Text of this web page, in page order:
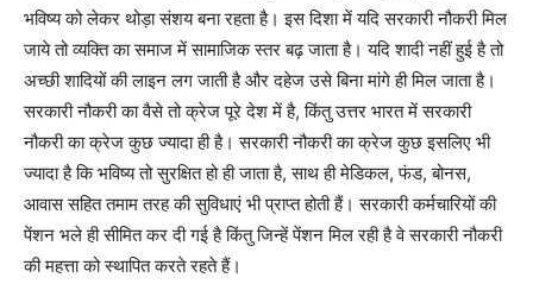
भविष्य को लेकर थोड़ा संशय बना रहता है। इस दिशा में यदि सरकारी नौकरी मिल
जाये तो व्यक्ति का समाज में सामाजिक स्तर बढ़ जाता है। यदि शादी नहीं हुई है तो
अच्छी शादियों की लाइन लग जाती है और दहेज उसे बिना मांगे ही मिल जाता है।
सरकारी नौकरी का वैसे तो क्रेज पूरे देश में है, किंतु उत्तर भारत में सरकारी
नौकरी का क्रेज कुछ ज्यादा ही है। सरकारी नौकरी का क्रेज कुछ इसलिए भी
ज्यादा है कि भविष्य तो सुरक्षित हो ही जाता है, साथ ही मेडिकल, फंड, बोनस,
आवास सहित तमाम तरह की सुविधाएं भी प्राप्त होती हैं। सरकारी कर्मचारियों की
पेंशन भले ही सीमित कर दी गई है किंतु जिन्हें पेंशन मिल रही है वे सरकारी नौकरी
की महत्ता को स्थापित करते रहते हैं।